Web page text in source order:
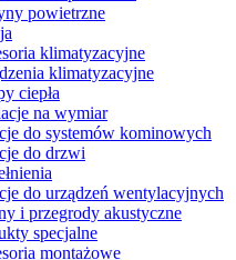
powietrzne
klimatyzacyjne
klimatyzacyjne
ciepła
na wymiar
do systemów kominowych
do drzwi
do urządzeń wentylacyjnych
i przegrody akustyczne
specjalne
montażowe